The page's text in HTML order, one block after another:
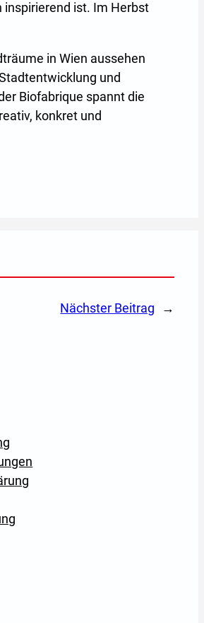
inspirierend ist. Im Herbst
in Wien aussehen
und
Biofabrique spannt die
konkret und
Nächster Beitrag →